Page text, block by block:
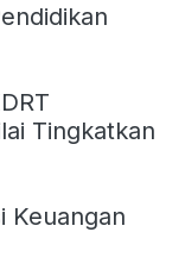
Tingkatkan
Keuangan